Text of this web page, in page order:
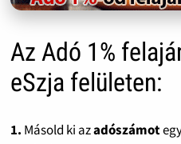
Az Adó 1%
eSzja felületen:
1. Másold ki azadószámot